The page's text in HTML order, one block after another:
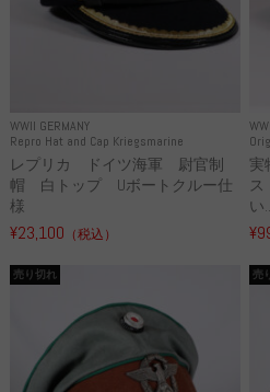
WWII GERMANY
Repro Hat and Cap Kriegsmarine
レプリカ ドイツ海軍 尉官制
帽 白トップ Uボートクルー仕
様
¥23,100 （税込）
実
い
売り切れ 売